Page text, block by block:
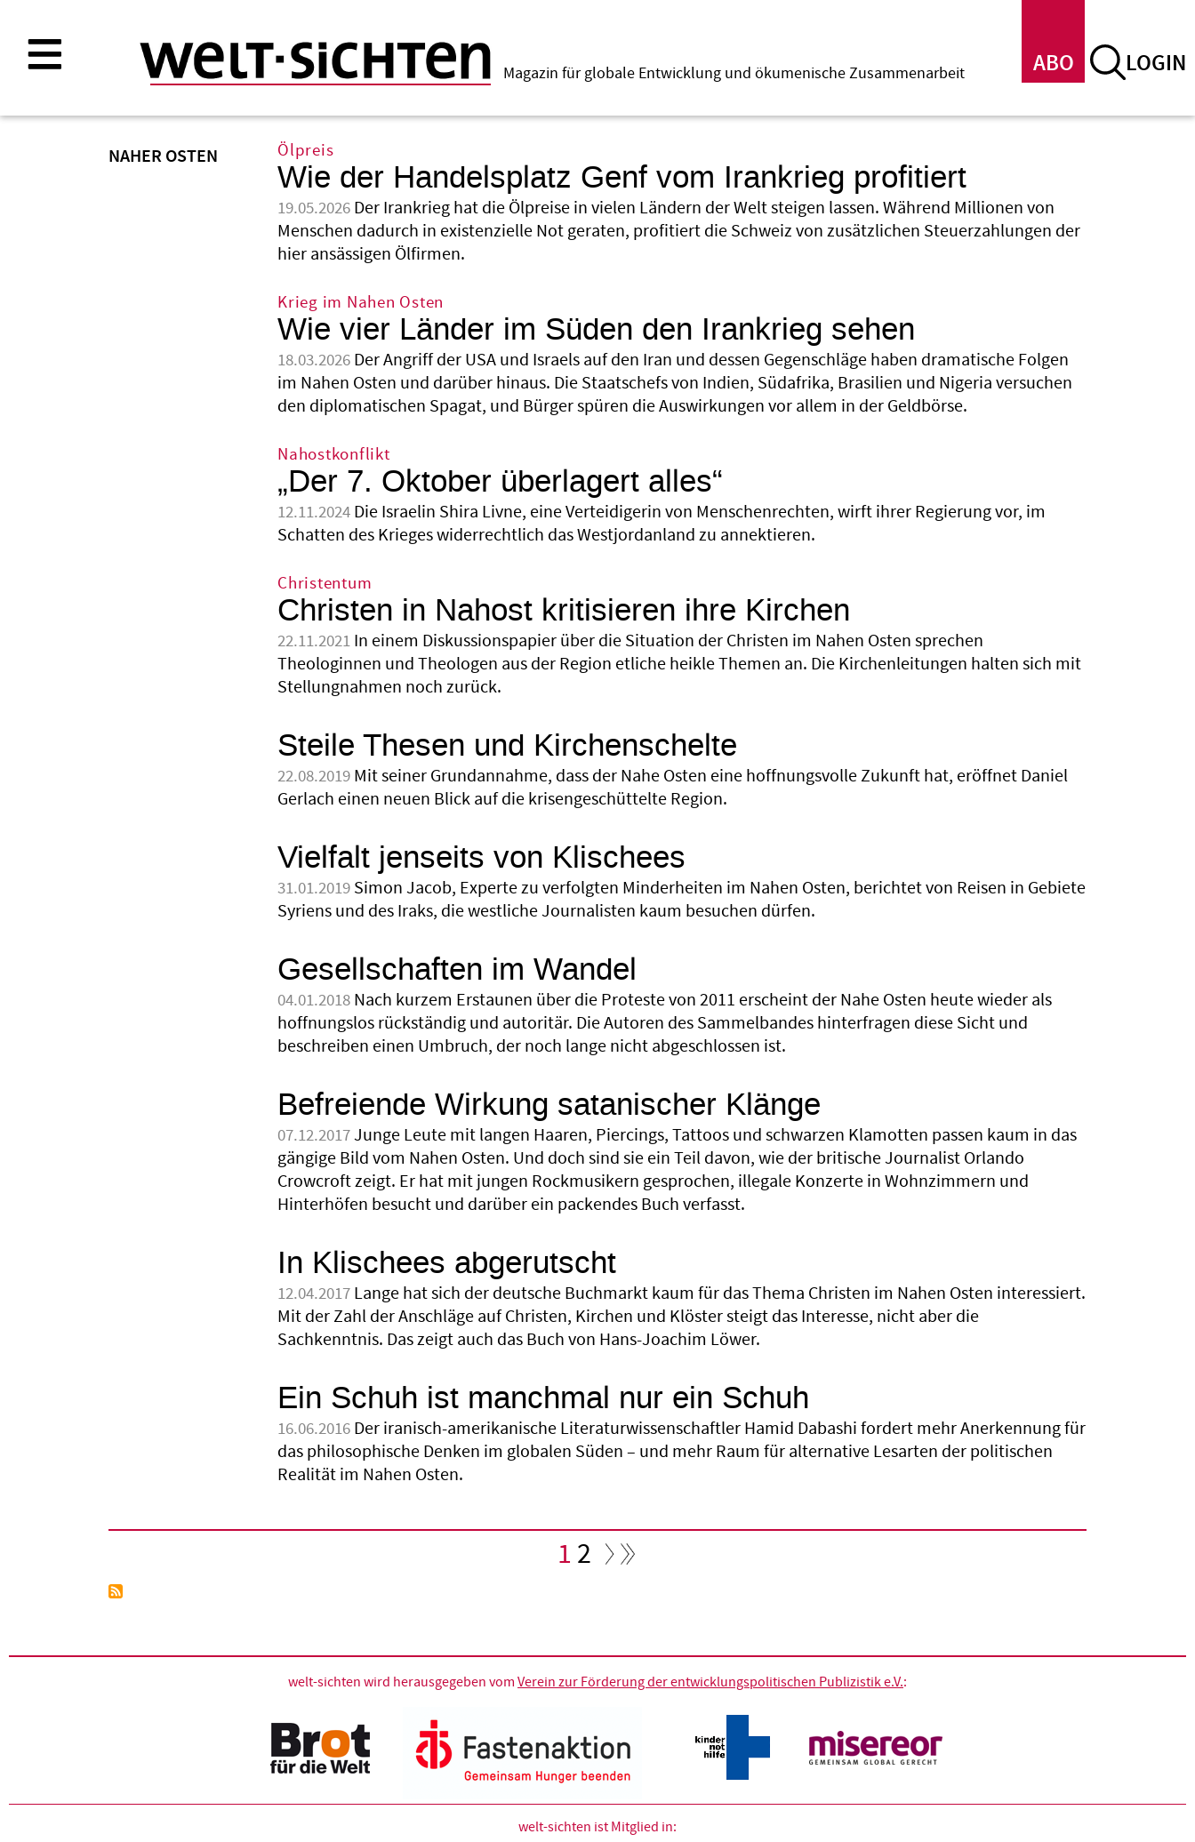
Inhalt
ABO LOGIN
Magazin für globale Entwicklung und ökumenische Zusammenarbeit
NAHER OSTEN Ölpreis
Wie der Handelsplatz Genf vom Irankrieg profitiert
19.05.2026 Der Irankrieg hat die Ölpreise in vielen Ländern der Welt steigen lassen. Während Millionen von
Menschen dadurch in existenzielle Not geraten, profitiert die Schweiz von zusätzlichen Steuerzahlungen der
hier ansässigen Ölfirmen.
Krieg im Nahen Osten
Wie vier Länder im Süden den Irankrieg sehen
18.03.2026 Der Angriff der USA und Israels auf den Iran und dessen Gegenschläge haben dramatische Folgen
im Nahen Osten und darüber hinaus. Die Staatschefs von Indien, Südafrika, Brasilien und Nigeria versuchen
den diplomatischen Spagat, und Bürger spüren die Auswirkungen vor allem in der Geldbörse.
Nahostkonflikt
„Der 7. Oktober überlagert alles“
12.11.2024 Die Israelin Shira Livne, eine Verteidigerin von Menschenrechten, wirft ihrer Regierung vor, im
Schatten des Krieges widerrechtlich das Westjordanland zu annektieren.
Christentum
Christen in Nahost kritisieren ihre Kirchen
22.11.2021 In einem Diskussionspapier über die Situation der Christen im Nahen Osten sprechen
Theologinnen und Theologen aus der Region etliche heikle Themen an. Die Kirchenleitungen halten sich mit
Stellungnahmen noch zurück.
Steile Thesen und Kirchenschelte
22.08.2019 Mit seiner Grundannahme, dass der Nahe Osten eine hoffnungsvolle Zukunft hat, eröffnet Daniel
Gerlach einen neuen Blick auf die krisengeschüttelte Region.
Vielfalt jenseits von Klischees
31.01.2019 Simon Jacob, Experte zu verfolgten Minderheiten im Nahen Osten, berichtet von Reisen in Gebiete
Syriens und des Iraks, die westliche Journalisten kaum besuchen dürfen.
Gesellschaften im Wandel
04.01.2018 Nach kurzem Erstaunen über die Proteste von 2011 erscheint der Nahe Osten heute wieder als
hoffnungslos rückständig und autoritär. Die Autoren des Sammelbandes hinterfragen diese Sicht und
beschreiben einen Umbruch, der noch lange nicht abgeschlossen ist.
Befreiende Wirkung satanischer Klänge
07.12.2017Junge Leute mit langen Haaren, Piercings, Tattoos und schwarzen Klamotten passen kaum in das
gängige Bild vom Nahen Osten. Und doch sind sie ein Teil davon, wie der britische Journalist Orlando
Crowcroft zeigt. Er hat mit jungen Rockmusikern gesprochen, illegale Konzerte in Wohnzimmern und
Hinterhöfen besucht und darüber ein packendes Buch verfasst.
In Klischees abgerutscht
12.04.2017 Lange hat sich der deutsche Buchmarkt kaum für das Thema Christen im Nahen Osten interessiert.
Mit der Zahl der Anschläge auf Christen, Kirchen und Klöster steigt das Interesse, nicht aber die
Sachkenntnis. Das zeigt auch das Buch von Hans-Joachim Löwer.
Ein Schuh ist manchmal nur ein Schuh
16.06.2016 Der iranisch-amerikanische Literaturwissenschaftler Hamid Dabashi fordert mehr Anerkennung für
das philosophische Denken im globalen Süden – und mehr Raum für alternative Lesarten der politischen
Realität im Nahen Osten.
Seitennummerierung
Aktuelle
1 Seite
2
welt-sichten wird herausgegeben vom Verein zur Förderung der entwicklungspolitischen Publizistik e.V.:
welt-sichten ist Mitglied in: